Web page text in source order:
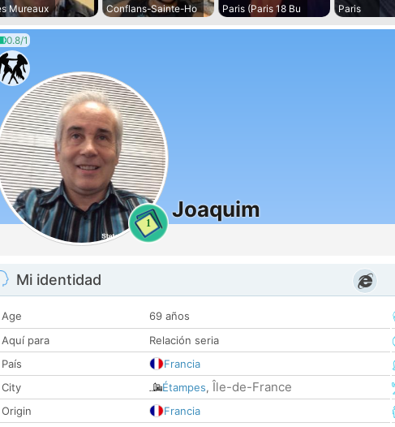
Mureaux
Conflans-Sainte-Ho
Paris (Paris 18 Bu
Paris
0.8/1
1
Joaquim
Mi identidad
Age
69 años
Aquí para
Relación seria
País
Francia
City
Étampes, Île-de-France
Origin
Francia